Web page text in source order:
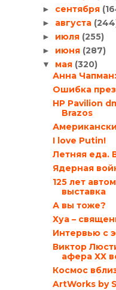
► сентября
► августа
► июля (255)
► июня (287)
▼ мая (320)
Анна
Ошибка
HP Pavilion
Brazos
I love Putin!
Летняя еда.
Ядерная
125 лет
выставка
А вы тоже?
Хуа –
Интервью с
Виктор
афера ХХ
Космос
ArtWorks by